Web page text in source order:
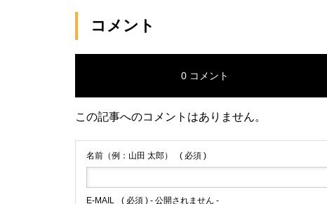
コメント
0 コメント
この記事へのコメントはありません。
名前（例：山田 太郎） ( 必須 )
E-MAIL ( 必須 ) - 公開されません -